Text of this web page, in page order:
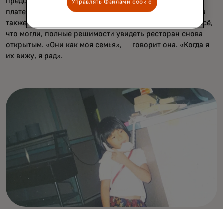
плате; от её дочерей, которые запустили GoFundMe; а
также от клиентов и соседей, которые пожертвовали всё,
что могли, полные решимости увидеть ресторан снова
открытым. «Они как моя семья», — говорит она. «Когда я
их вижу, я рад».
Управлять Файлами cookie